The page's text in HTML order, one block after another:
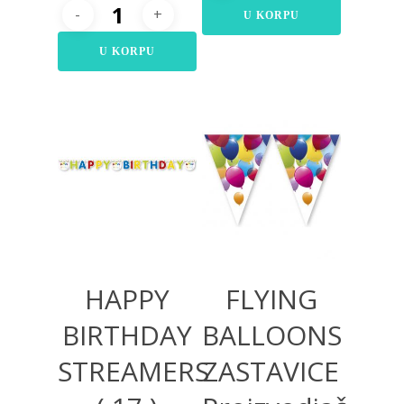
U KORPU
U KORPU
600,00RSD
HAPPY
BIRTHDAY
STREAMERS
220,00RSD
FLYING
BALLOONS
ZASTAVICE